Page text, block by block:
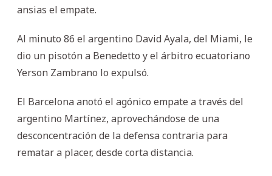
ansias el empate.
Al minuto 86 el argentino David Ayala, del Miami, le
dio un pisotón a Benedetto y el árbitro ecuatoriano
Yerson Zambrano lo expulsó.
El Barcelona anotó el agónico empate a través del
argentino Martínez, aprovechándose de una
desconcentración de la defensa contraria para
rematar a placer, desde corta distancia.